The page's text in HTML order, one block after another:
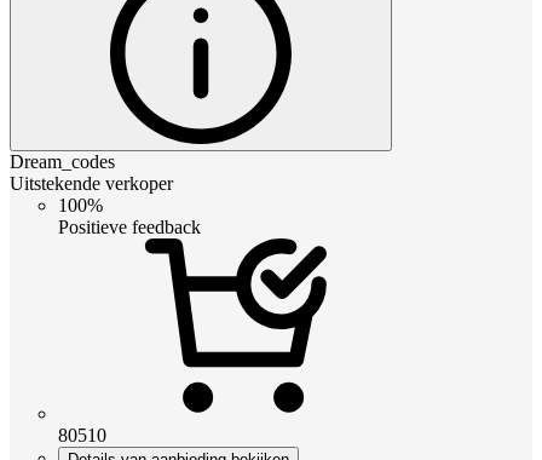
Dream_codes
Uitstekende verkoper
100%
Positieve feedback
80510